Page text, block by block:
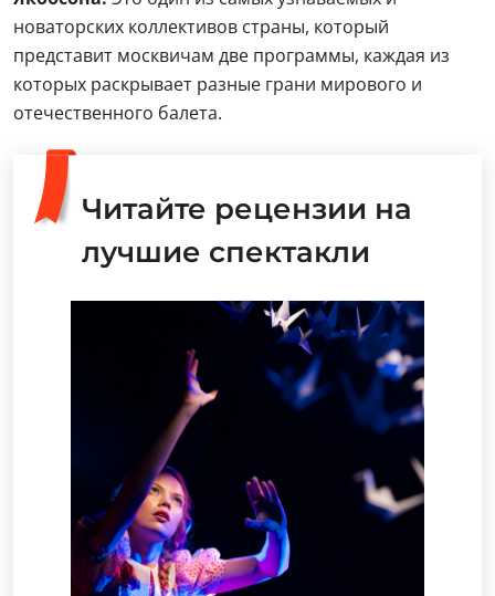
новаторских коллективов страны, который
представит москвичам две программы, каждая из
которых раскрывает разные грани мирового и
отечественного балета.
Читайте рецензии на
лучшие спектакли